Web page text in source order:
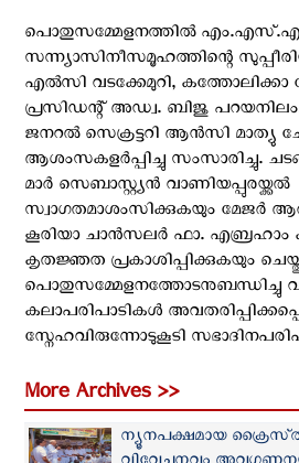
പൊതുസമ്മേളനത്തിൽ
സന്ന്യാസിനീസമൂഹത്തിന്റെ
എൽസി വടക്കേമുറി,
പ്രസിഡന്റ് അഡ്വ. ബിജു പറയനിലം,
ജനറൽ സെക്രട്ടറി ആൻസി മാത്യു
ആശംസകളർപ്പിച്ചു സംസാരിച്ചു.
മാർ സെബാസ്റ്റ്യൻ വാണിയപ്പുരയ്ക്കൽ
സ്വാഗതമാശംസിക്കുകയും മേജർ
കൂരിയാ ചാൻസലർ ഫാ. എബ്രഹാം
കൃതജ്ഞത പ്രകാശിപ്പിക്കുകയും
പൊതുസമ്മേളനത്തോടനുബന്ധിച്ചു
കലാപരിപാടികൾ
സ്നേഹവിരുന്നോടുകൂടി
More Archives >>
ന്യൂനപക്ഷമായ